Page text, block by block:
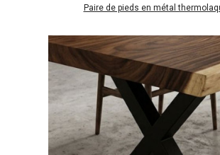
Paire de pieds en métal